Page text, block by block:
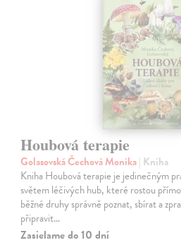
Houbová terapie
Golasovská Čechová Monika| Kniha
Kniha Houbová terapie je jedinečným
světem léčivých hub, které rostou
běžné druhy správně poznat, sbírat a
připravit…
Zasielame do 10 dní